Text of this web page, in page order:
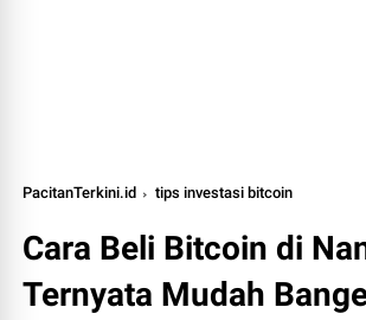
PacitanTerkini.id tips investasi bitcoin
Cara Beli Bitcoin di
Ternyata Mudah